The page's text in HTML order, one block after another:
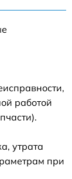
работой
утрата
при